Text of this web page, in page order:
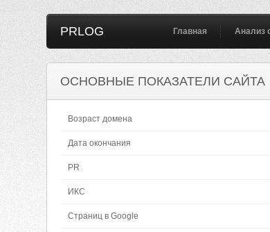
PRLOG Главная Анализ
ОСНОВНЫЕ ПОКАЗАТЕЛИ САЙТА
Возраст домена
Дата окончания
PR
ИКС
Страниц в Google